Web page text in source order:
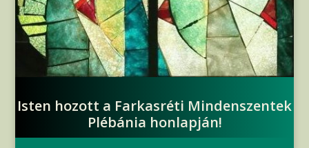
Isten hozott a Farkasréti Mindenszentek
Plébánia honlapján!